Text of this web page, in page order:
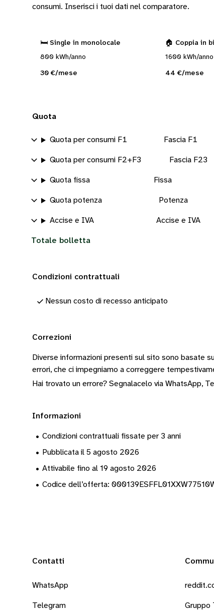
consumi. Inserisci i tuoi dati nel comparatore.
🛏️ Single in monolocale
800 kWh/anno
30 €/mese
🏠 Coppia in
1600 kWh/anno
44 €/mese
Quota
Quota per consumi F1 Fascia F1
Quota per consumi F2+F3 Fascia F23
Quota fissa Fissa
Quota potenza Potenza
Accise e IVA Accise e IVA
Totale bolletta
Condizioni contrattuali
Nessun costo di recesso anticipato
Correzioni
Diverse informazioni presenti sul sito sono basate
errori, che ci impegniamo a correggere
Hai trovato un errore? Segnalacelo via WhatsApp,
Informazioni
• Condizioni contrattuali fissate per 3 anni
• Pubblicata il 5 agosto 2026
• Attivabile fino al 19 agosto 2026
• Codice dell’offerta:
Contatti
WhatsApp
Telegram Gruppo